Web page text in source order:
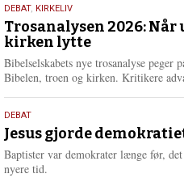
2.
juni
2026
DEBAT, KIRKELIV
Trosanalysen 2026:
kirken lytte
Bibelselskabets nye trosanalyse
Bibelen, troen og kirken. Kritikere
18.
maj
2026
DEBAT
Jesus gjorde
Baptister var demokrater længe før,
nyere tid.